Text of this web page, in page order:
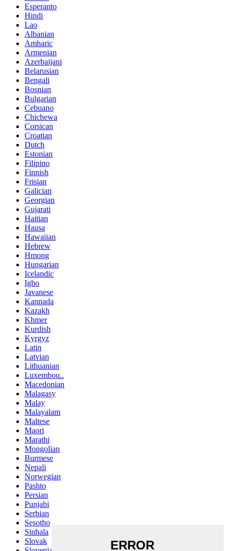
Esperanto
Hindi
Lao
Albanian
Amharic
Armenian
Azerbaijani
Belarusian
Bengali
Bosnian
Bulgarian
Cebuano
Chichewa
Corsican
Croatian
Dutch
Estonian
Filipino
Finnish
Frisian
Galician
Georgian
Gujarati
Haitian
Hausa
Hawaiian
Hebrew
Hmong
Hungarian
Icelandic
Igbo
Javanese
Kannada
Kazakh
Khmer
Kurdish
Kyrgyz
Latin
Latvian
Lithuanian
Luxembou..
Macedonian
Malagasy
Malay
Malayalam
Maltese
Maori
Marathi
Mongolian
Burmese
Nepali
Norwegian
Pashto
Persian
Punjabi
Serbian
Sesotho
Sinhala
Slovak